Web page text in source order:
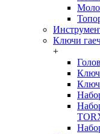
Ключи
+